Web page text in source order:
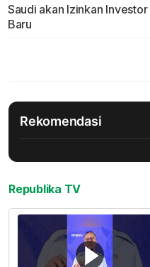
Saudi akan Izinkan
Baru
Rekomendasi
Republika TV